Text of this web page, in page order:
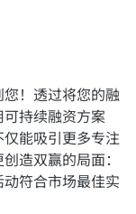
！透过将您的融
持续融资方案
仅能吸引更多专注
造双赢的局面：
符合市场最佳实